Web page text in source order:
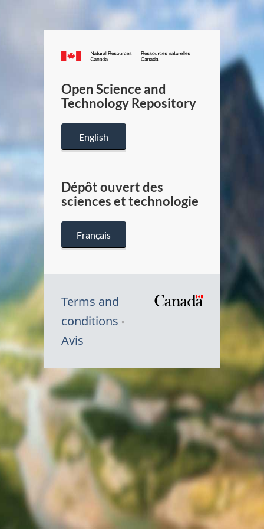
Canada.ca
/
Canada
Open Science and
Technology Repository
English
Dépôt ouvert des
sciences et technologie
Français
Terms and
conditions
Avis
Canada